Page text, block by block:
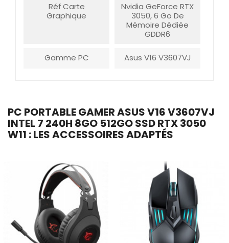
Réf Carte
Graphique
Nvidia GeForce RTX
3050, 6 Go De
Mémoire Dédiée
GDDR6
Gamme PC Asus V16 V3607VJ
PC PORTABLE GAMER ASUS V16 V3607VJ
INTEL 7 240H 8GO 512GO SSD RTX 3050
W11 : LES ACCESSOIRES ADAPTÉS